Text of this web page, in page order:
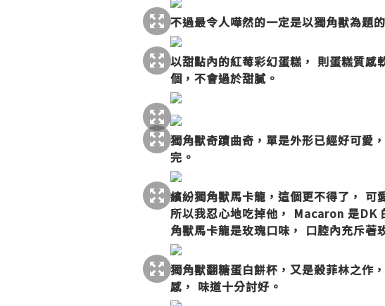
不過最令人嘩然的一定是以獨角獸為題
以甜點內的紅莓彩幻蛋糕， 則蛋糕質
個，不會過於甜膩。
獨角獸奇蹟曲奇，單是外形已經好可愛
完。
繽紛獨角獸馬卡龍，這個更不得了， 可
所以我忍心地吃掉他， Macaron 是
角獸馬卡龍是玫瑰口味， 口腔內充斥著
獨角獸翻糖蛋白餅杯，又是殺菲林之作
感， 味道十分討好。